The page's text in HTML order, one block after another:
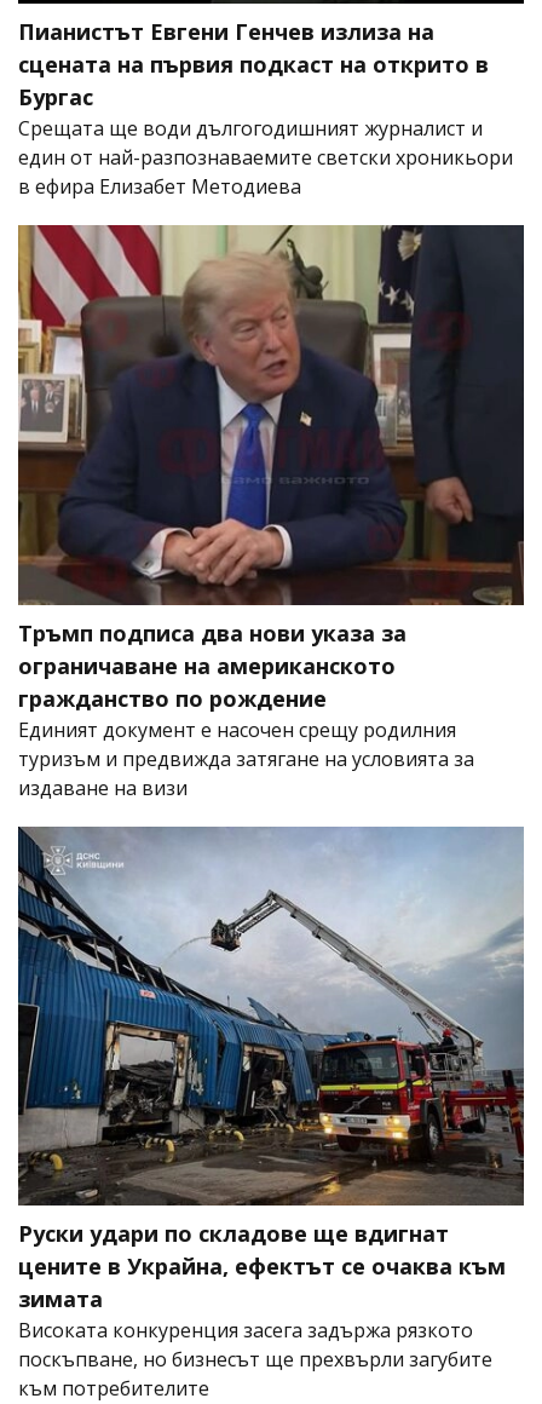
Пианистът Евгени Генчев излиза на
сцената на първия подкаст на открито в
Бургас
Срещата ще води дългогодишният журналист и
един от най-разпознаваемите светски хроникьори
в ефира Елизабет Методиева
Тръмп подписа два нови указа за
ограничаване на американското
гражданство по рождение
Единият документ е насочен срещу родилния
туризъм и предвижда затягане на условията за
издаване на визи
Руски удари по складове ще вдигнат
цените в Украйна, ефектът се очаква към
зимата
Високата конкуренция засега задържа рязкото
поскъпване, но бизнесът ще прехвърли загубите
към потребителите